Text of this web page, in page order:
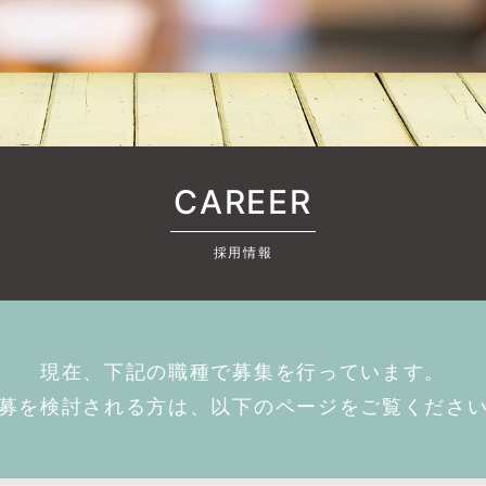
CAREER
採用情報
現在、下記の職種で募集を行っています。
を検討される方は、以下のページをご覧くださ